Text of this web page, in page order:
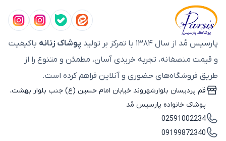
پارسیس مُد از سال ۱۳۸۴ با تمرکز بر تولید پوشاک زنانه باکیفیت
و قیمت منصفانه، تجربه خریدی آسان، مطمئن و متنوع را از
طریق فروشگاه‌های حضوری و آنلاین فراهم کرده است.
قم پردیسان بلوارشهروند خیابان امام حسین (ع) جنب بلوار بهشت،
پوشاک خانواده پارسیس مُد
02591002234
09199872340